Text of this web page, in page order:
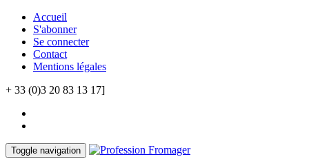
Accueil
S'abonner
Se connecter
Contact
Mentions légales
+ 33 (0)3 20 83 13 17]
Toggle navigation